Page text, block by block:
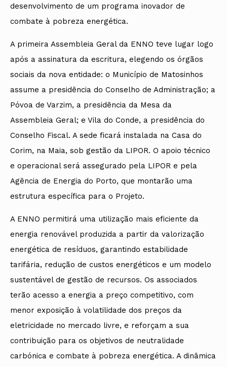
desenvolvimento de um programa inovador de
combate à pobreza energética.
A primeira Assembleia Geral da ENNO teve lugar logo
após a assinatura da escritura, elegendo os órgãos
sociais da nova entidade: o Município de Matosinhos
assume a presidência do Conselho de Administração; a
Póvoa de Varzim, a presidência da Mesa da
Assembleia Geral; e Vila do Conde, a presidência do
Conselho Fiscal. A sede ficará instalada na Casa do
Corim, na Maia, sob gestão da LIPOR. O apoio técnico
e operacional será assegurado pela LIPOR e pela
Agência de Energia do Porto, que montarão uma
estrutura específica para o Projeto.
A ENNO permitirá uma utilização mais eficiente da
energia renovável produzida a partir da valorização
energética de resíduos, garantindo estabilidade
tarifária, redução de custos energéticos e um modelo
sustentável de gestão de recursos. Os associados
terão acesso a energia a preço competitivo, com
menor exposição à volatilidade dos preços da
eletricidade no mercado livre, e reforçam a sua
contribuição para os objetivos de neutralidade
carbónica e combate à pobreza energética. A dinâmica